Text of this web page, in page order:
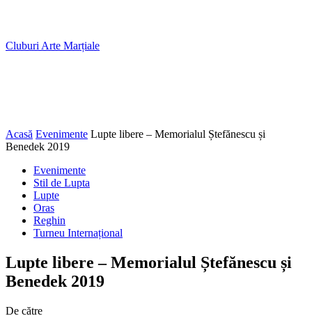
Cluburi Arte Marțiale
Acasă Evenimente Lupte libere – Memorialul Ștefănescu și
Benedek 2019
Evenimente
Stil de Lupta
Lupte
Oras
Reghin
Turneu Internațional
Lupte libere – Memorialul Ștefănescu și
Benedek 2019
De către